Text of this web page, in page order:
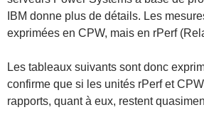
IBM donne plus de détails. Les
exprimées en CPW, mais en rPerf
Les tableaux suivants sont donc
confirme que si les unités rPerf et
rapports, quant à eux, restent